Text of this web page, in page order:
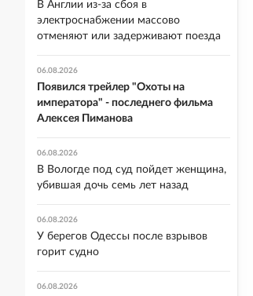
В Англии из-за сбоя в
электроснабжении массово
отменяют или задерживают поезда
06.08.2026
Появился трейлер "Охоты на
императора" - последнего фильма
Алексея Пиманова
06.08.2026
В Вологде под суд пойдет женщина,
убившая дочь семь лет назад
06.08.2026
У берегов Одессы после взрывов
горит судно
06.08.2026